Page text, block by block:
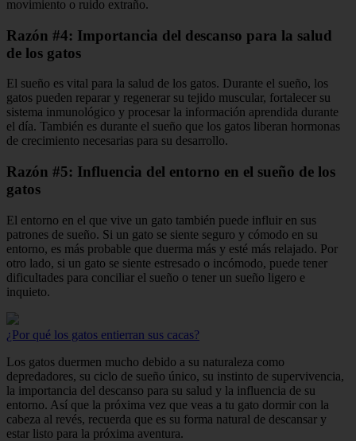
movimiento o ruido extraño.
Razón #4: Importancia del descanso para la salud
de los gatos
El sueño es vital para la salud de los gatos. Durante el sueño, los
gatos pueden reparar y regenerar su tejido muscular, fortalecer su
sistema inmunológico y procesar la información aprendida durante
el día. También es durante el sueño que los gatos liberan hormonas
de crecimiento necesarias para su desarrollo.
Razón #5: Influencia del entorno en el sueño de los
gatos
El entorno en el que vive un gato también puede influir en sus
patrones de sueño. Si un gato se siente seguro y cómodo en su
entorno, es más probable que duerma más y esté más relajado. Por
otro lado, si un gato se siente estresado o incómodo, puede tener
dificultades para conciliar el sueño o tener un sueño ligero e
inquieto.
¿Por qué los gatos entierran sus cacas?
Los gatos duermen mucho debido a su naturaleza como
depredadores, su ciclo de sueño único, su instinto de supervivencia,
la importancia del descanso para su salud y la influencia de su
entorno. Así que la próxima vez que veas a tu gato dormir con la
cabeza al revés, recuerda que es su forma natural de descansar y
estar listo para la próxima aventura.